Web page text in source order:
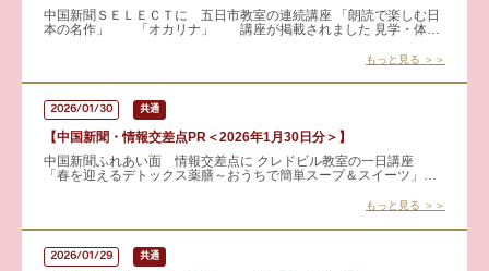
中国新聞ＳＥＬＥＣＴに 五日市教室の連続講座 「朗読で楽しむ日
本の名作」 「オカリナ」 講座が掲載されました 見学・体験
もっと見る ＞＞
2026/01/30 共通
【中国新聞・情報交差点PR＜2026年1月30日分＞】
中国新聞ふれあい面 情報交差点に クレドビル教室の一日講座
「春を迎えるデトックス薬膳～おうちで簡単スープ＆スイーツ」が
もっと見る ＞＞
2026/01/29 共通